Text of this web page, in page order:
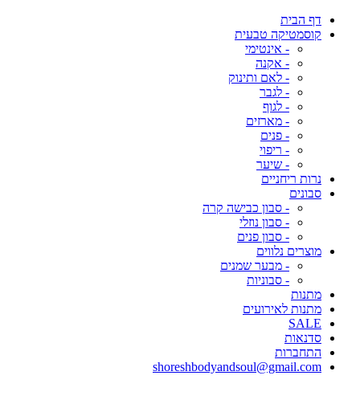
דף הבית
קוסמטיקה טבעית
- אינטימי
- אקנה
- לאם ותינוק
- לגבר
- לגוף
- מארזים
- פנים
- ריפוי
- שיער
נרות ריחניים
סבונים
- סבון כבישה קרה
- סבון נוזלי
- סבון פנים
מוצרים נלווים
- מבער שמנים
- סבוניות
מתנות
מתנות לאירועים
SALE
סדנאות
התחברות
shoreshbodyandsoul@gmail.com